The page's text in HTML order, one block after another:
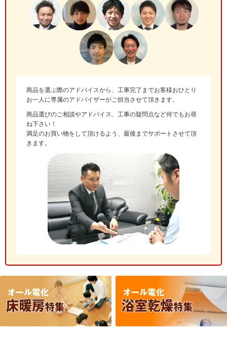
商品を選ぶ際のアドバイスから、工事完了までお客様おひとり
お一人に専属のアドバイザーがご担当させて頂きます。
商品選びのご相談やアドバイス、工事の疑問点など何でもお尋
ね下さい！
満足のお買い物をして頂けるよう、最後までサポートさせて頂
きます。